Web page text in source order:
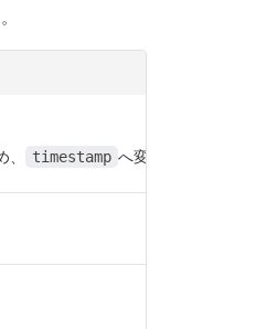
timestamp へ変更した場合は